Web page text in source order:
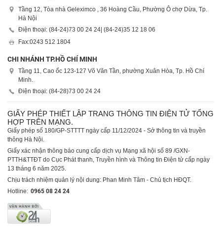
Tầng 12, Tòa nhà Geleximco , 36 Hoàng Cầu, Phường Ô chợ Dừa, Tp.
Hà Nội
Điện thoại: (84-24)73 00 24 24 | (84-24)35 12 18 06
Fax:0243 512 1804
CHI NHÁNH TP.HỒ CHÍ MINH
Tầng 11, Cao ốc 123-127 Võ Văn Tần, phường Xuân Hòa, Tp. Hồ Chí
Minh.
Điện thoại: (84-28)73 00 24 24
GIẤY PHÉP THIẾT LẬP TRANG THÔNG TIN ĐIỆN TỬ TỔNG
HỢP TRÊN MẠNG.
Giấy phép số 180/GP-STTTT ngày cấp 11/12/2024 - Sở thông tin và truyền
thông Hà Nội.
Giấy xác nhận thông báo cung cấp dịch vụ Mạng xã hội số 89 /GXN-
PTTH&TTĐT do Cục Phát thanh, Truyền hình và Thông tin Điện tử cấp ngày
13 tháng 6 năm 2025.
Chịu trách nhiệm quản lý nội dung: Phan Minh Tâm - Chủ tịch HĐQT.
Hotline: 0965 08 24 24